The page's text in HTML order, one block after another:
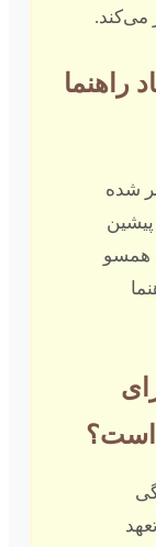
می‌کند.
راهنما
شده
همسو
است؟